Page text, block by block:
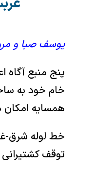
یوسف صبا و مروه
پنج منبع
خام خود به
همسایه امکان
توقف